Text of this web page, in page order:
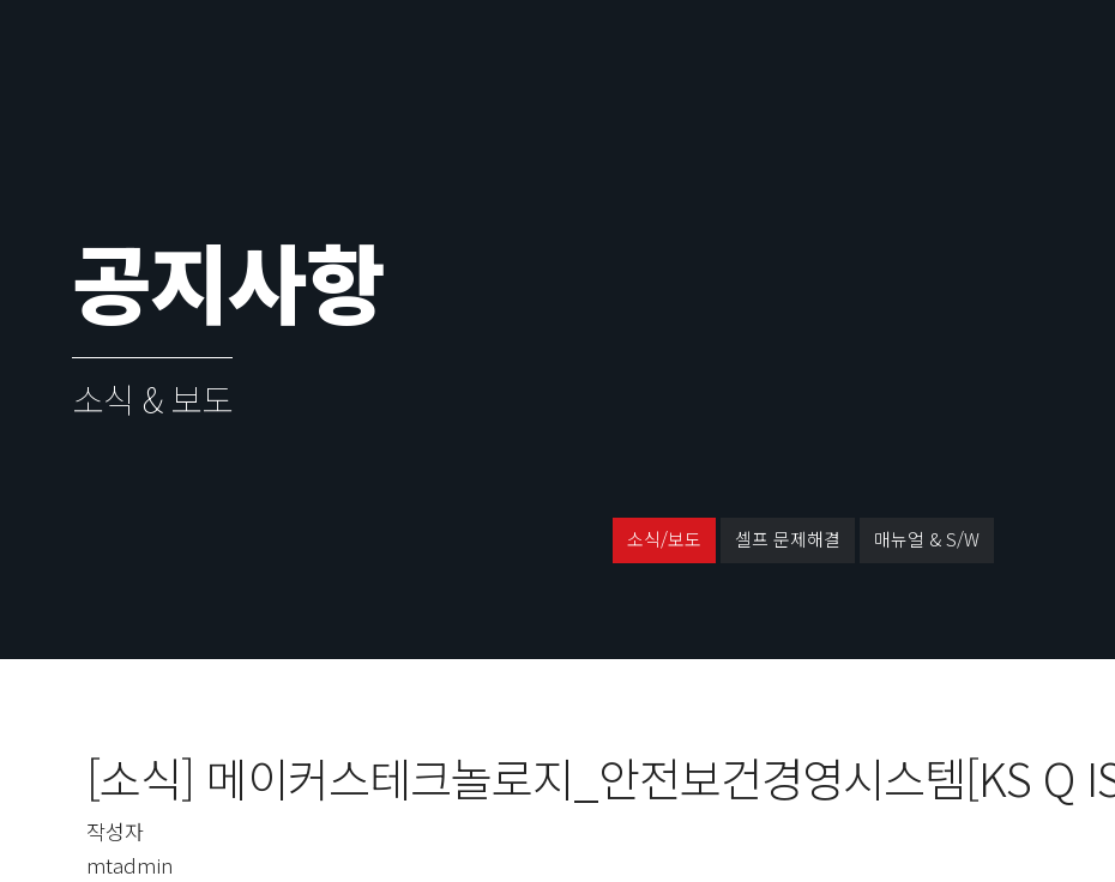
공지사항
소식 & 보도
소식/보도 셀프 문제해결 매뉴얼 & S/W
[소식] 메이커스테크놀로지_안전보건경영시스템[KS Q
작성자
mtadmin